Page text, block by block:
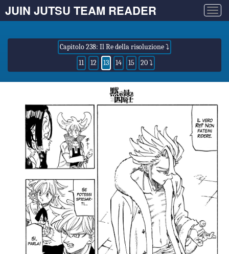
JUIN JUTSU TEAM READER
Capitolo 238: Il Re della risoluzione ⤵
11
12 13 14 15 20 ⤵